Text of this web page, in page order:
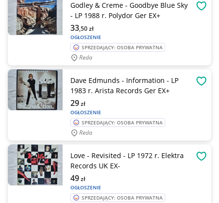
Godley & Creme - Goodbye Blue Sky
- LP 1988 r. Polydor Ger EX+
OGŁOSZENIE
33,50zł
SPRZEDAJĄCY: OSOBA PRYWATNA
Reda
Dave Edmunds - Information - LP
1983 r. Arista Records Ger EX+
OGŁOSZENIE
29zł
SPRZEDAJĄCY: OSOBA PRYWATNA
Reda
Love - Revisited - LP 1972 r. Elektra
Records UK EX-
OGŁOSZENIE
49zł
SPRZEDAJĄCY: OSOBA PRYWATNA